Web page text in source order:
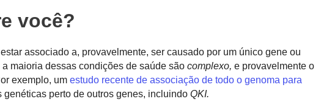
você?
associado a, provavelmente, ser causado por um único gene ou
maioria dessas condições de saúde são complexo, e provavelmente o
exemplo, um estudo recente de associação de todo o genoma para
perto de outros genes, incluindo QKI.